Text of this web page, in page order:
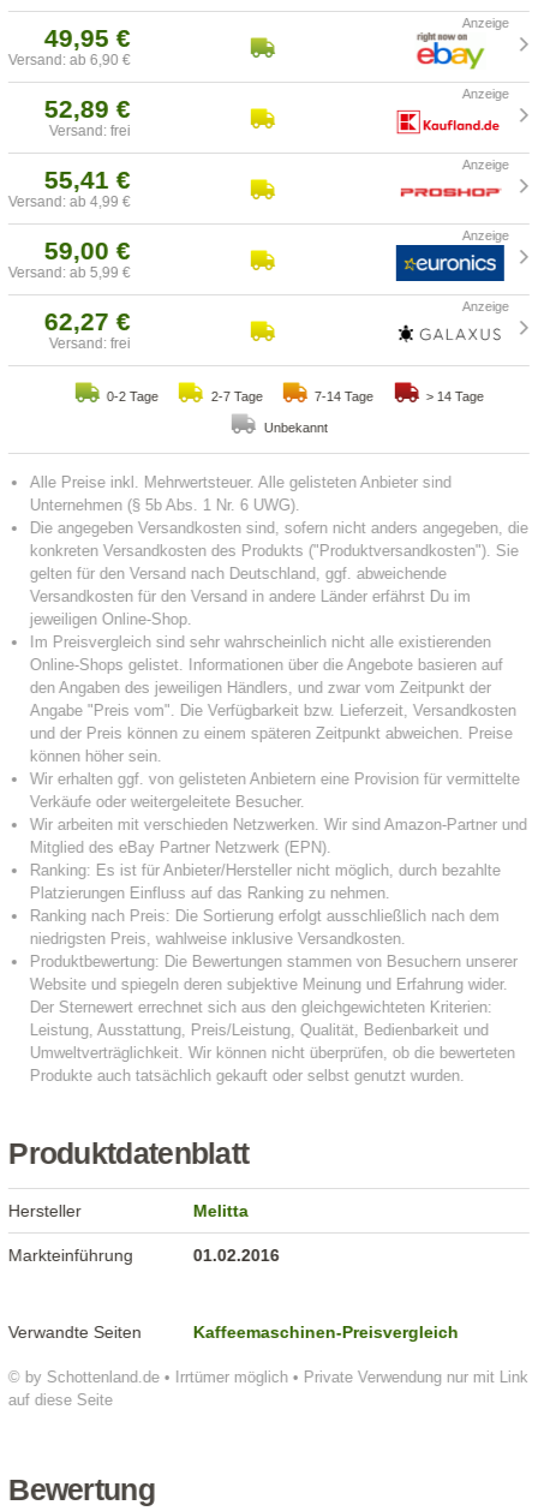
49,95 €
Versand: ab 6,90 €
52,89 €
Versand: frei
55,41 €
Versand: ab 4,99 €
59,00 €
Versand: ab 5,99 €
62,27 €
Versand: frei
0-2 Tage 2-7 Tage 7-14 Tage > 14 Tage
Unbekannt
Produktdatenblatt
© by Schottenland.de • Irrtümer möglich • Private Verwendung nur mit Link
auf diese Seite
Hersteller Melitta
Markteinführung 01.02.2016
Verwandte Seiten Kaffeemaschinen-Preisvergleich
Bewertung